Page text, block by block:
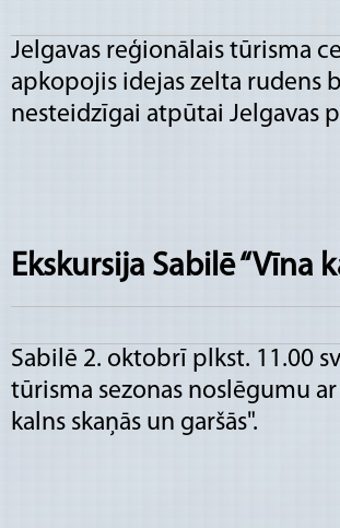
Jelgavas reģionālais tūrisma
apkopojis idejas zelta rudens
nesteidzīgai atpūtai Jelgavas
Ekskursija Sabilē “Vīna
Sabilē 2. oktobrī plkst. 11.00
tūrisma sezonas noslēgumu
kalns skaņās un garšās".